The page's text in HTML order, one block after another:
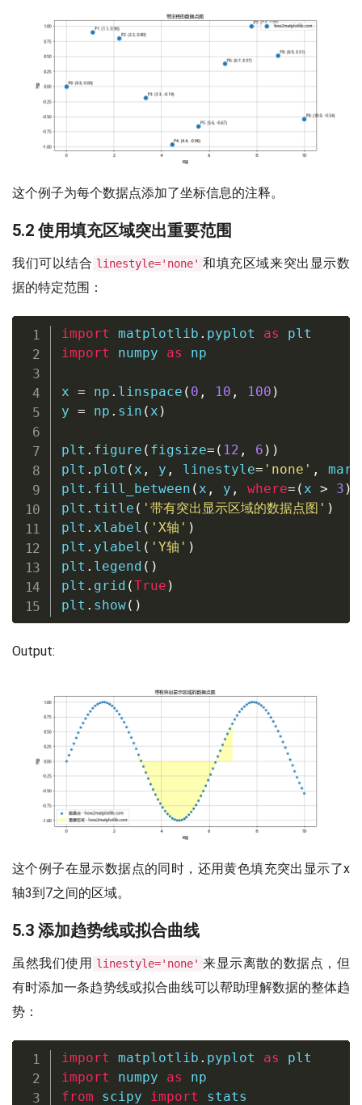
这个例子为每个数据点添加了坐标信息的注释。
5.2 使用填充区域突出重要范围
我们可以结合 linestyle='none' 和填充区域来突出显示数
据的特定范围：
import matplotlib . pyplot as
import numpy as np
x = np . linspace ( 0 , 10 , 100 )
y = np . sin ( x )
plt . figure ( figsize= ( 12 , 6 ) )
plt . plot ( x , y , linestyle= 'none' ,
plt . fill_between ( x , y , where= ( x > 3 )
plt . title ( '带有突出显示区域的数据点图' )
plt . xlabel ( 'X轴' )
plt . ylabel ( 'Y轴' )
plt . legend ( )
plt . grid (True )
plt . show( )
Output:
这个例子在显示数据点的同时，还用黄色填充突出显示了x
轴3到7之间的区域。
5.3 添加趋势线或拟合曲线
虽然我们使用 linestyle='none' 来显示离散的数据点，但
有时添加一条趋势线或拟合曲线可以帮助理解数据的整体趋
势：
import matplotlib . pyplot as
import numpy as
from scipy import stats